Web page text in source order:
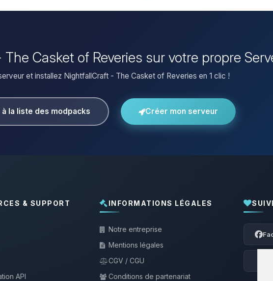
Casket of Reveries sur votre propre
et installez NightfallCraft - The Casket of Reveries en 1 clic !
la liste des modpacks Créer mon serveur
& SUPPORT
API
INFORMATIONS LÉGALES
Notre entreprise
Mentions légales
CGV / CGU
Conditions de partenariat
Youpi,
Moi
et je
06/08/